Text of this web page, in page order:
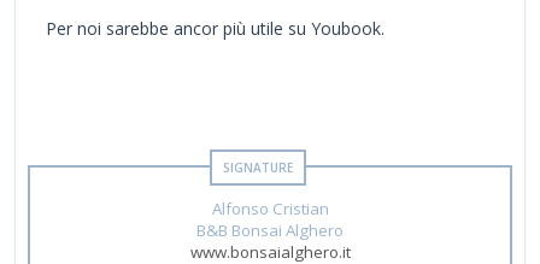
Per noi sarebbe ancor più utile su Youbook.
Alfonso Cristian
B&B Bonsai Alghero
www.bonsaialghero.it